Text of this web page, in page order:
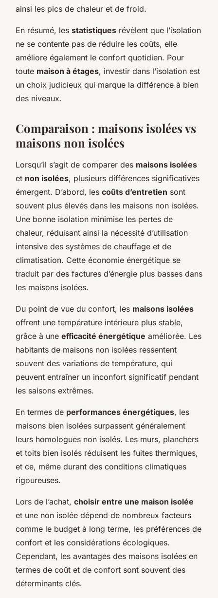
ainsi les pics de chaleur et de froid.
En résumé, les statistiques révèlent que l’isolation
ne se contente pas de réduire les coûts, elle
améliore également le confort quotidien. Pour
toute maison à étages, investir dans l’isolation est
un choix judicieux qui marque la différence à bien
des niveaux.
Comparaison : maisons isolées vs
maisons non isolées
Lorsqu’il s’agit de comparer des maisons isolées
et non isolées, plusieurs différences significatives
émergent. D’abord, les coûts d’entretien sont
souvent plus élevés dans les maisons non isolées.
Une bonne isolation minimise les pertes de
chaleur, réduisant ainsi la nécessité d’utilisation
intensive des systèmes de chauffage et de
climatisation. Cette économie énergétique se
traduit par des factures d’énergie plus basses dans
les maisons isolées.
Du point de vue du confort, les maisons isolées
offrent une température intérieure plus stable,
grâce à une efficacité énergétique améliorée. Les
habitants de maisons non isolées ressentent
souvent des variations de température, qui
peuvent entraîner un inconfort significatif pendant
les saisons extrêmes.
En termes de performances énergétiques, les
maisons bien isolées surpassent généralement
leurs homologues non isolés. Les murs, planchers
et toits bien isolés réduisent les fuites thermiques,
et ce, même durant des conditions climatiques
rigoureuses.
Lors de l’achat, choisir entre une maison isolée
et une non isolée dépend de nombreux facteurs
comme le budget à long terme, les préférences de
confort et les considérations écologiques.
Cependant, les avantages des maisons isolées en
termes de coût et de confort sont souvent des
déterminants clés.